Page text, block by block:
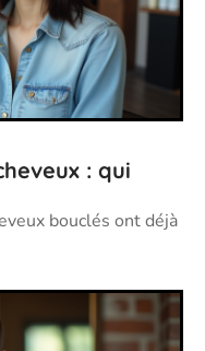
: qui
bouclés ont déjà